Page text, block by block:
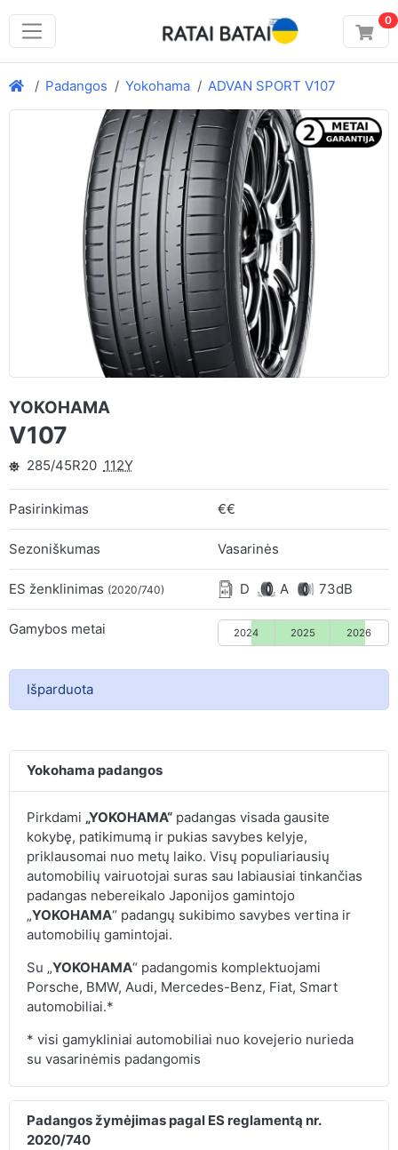
0
Padangos Yokohama ADVAN SPORT V107
YOKOHAMA
V107
285/45R20 112Y
Pasirinkimas €€
Sezoniškumas Vasarinės
ES ženklinimas (2020/740) D A 73dB
Gamybos metai 2024 2025 2026
Išparduota
Yokohama padangos
Pirkdami „YOKOHAMA“padangas visada gausite
kokybę, patikimumą ir pukias savybes kelyje,
priklausomai nuo metų laiko. Visų populiariausių
automobilių vairuotojai suras sau labiausiai tinkančias
padangas nebereikalo Japonijos gamintojo
„YOKOHAMA“ padangų sukibimo savybes vertina ir
automobilių gamintojai.
Su „YOKOHAMA“ padangomis komplektuojami
Porsche, BMW, Audi, Mercedes-Benz, Fiat, Smart
automobiliai.*
* visi gamykliniai automobiliai nuo kovejerio nurieda
su vasarinėmis padangomis
Padangos žymėjimas pagal ES reglamentą nr.
2020/740